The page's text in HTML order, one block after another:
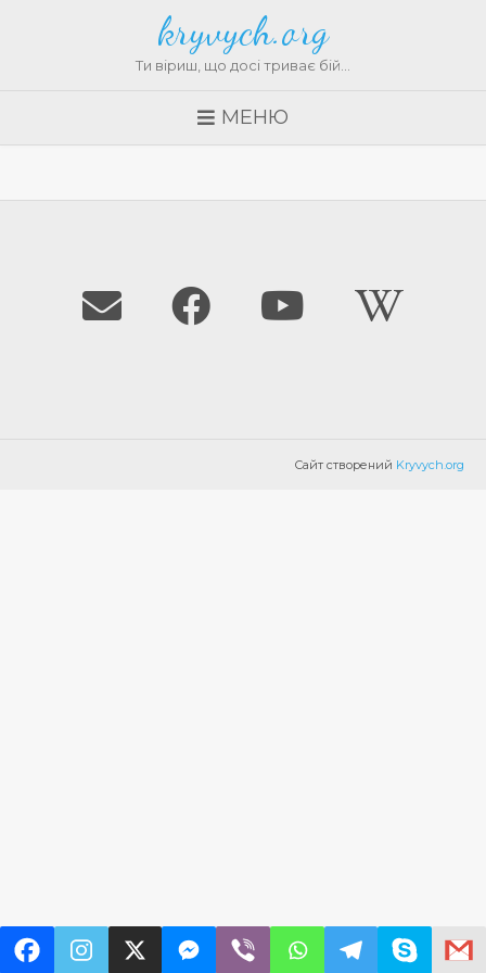
kryvych.org
Ти віриш, що досі триває бій…
МЕНЮ
Сайт створений Kryvych.org